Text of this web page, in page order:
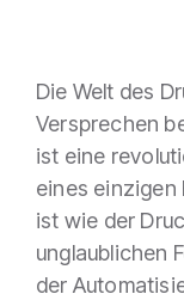
Die Welt des
Versprechen
ist eine
eines
ist wie der
unglaublichen
der